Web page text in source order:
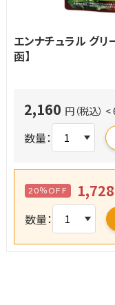
エンナチュラル グリ
函】
2,160 円（税込） <
数量：
20％OFF 1,728
数量：